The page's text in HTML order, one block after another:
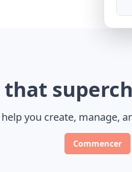
that
you create, manage,
Commencer